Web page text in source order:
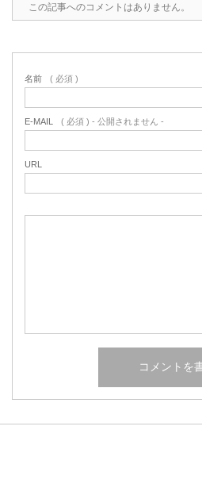
この記事へのコメントはありません。
名前 ( 必須 )
E-MAIL ( 必須 ) - 公開されません -
URL